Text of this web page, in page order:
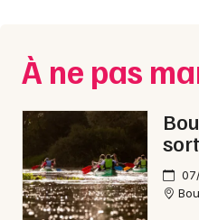
Sports
Soirées
Sorties famille
Expos
Paris
Strasbourg
Toulouse
Toutes les villes
À ne pas